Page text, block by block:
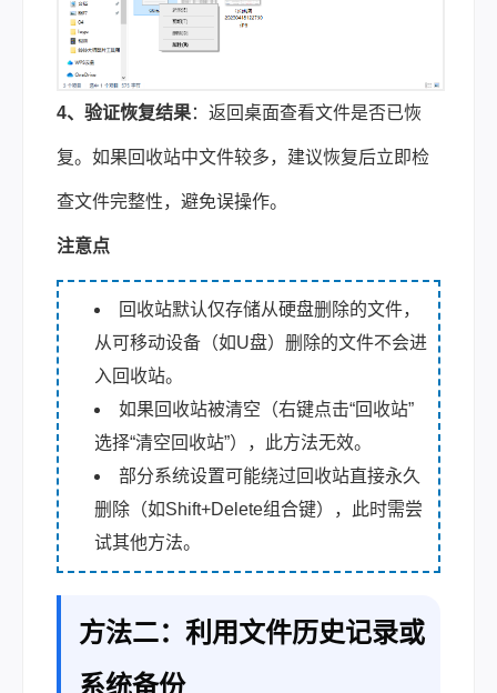
4、验证恢复结果：返回桌面查看文件是否已恢
复。如果回收站中文件较多，建议恢复后立即检
查文件完整性，避免误操作。
注意点
回收站默认仅存储从硬盘删除的文件，
从可移动设备（如U盘）删除的文件不会进
入回收站。
如果回收站被清空（右键点击“回收站”
选择“清空回收站”），此方法无效。
部分系统设置可能绕过回收站直接永久
删除（如Shift+Delete组合键），此时需尝
试其他方法。
方法二：利用文件历史记录或
系统备份